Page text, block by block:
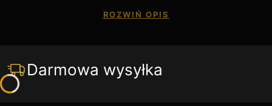
Dzbanki do kawy i herbaty – Ekspercka wiedza i FAQ
Zasada jest prosta: dzbanki do kawy są zazwyczaj smukłe i
ROZWIŃ OPIS
Darmowa wysyłka